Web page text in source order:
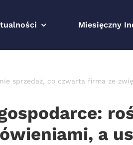
Miesięczny
sprzedaż, co czwarta firma ze
a